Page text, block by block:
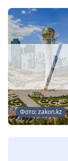
Фото: zakon.kz